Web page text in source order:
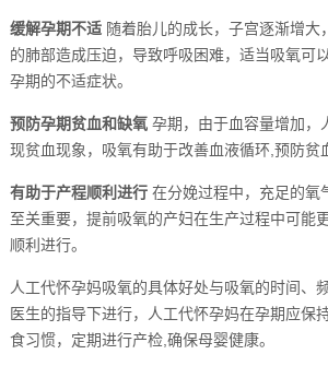
缓解孕期不适随着胎儿的成长，子宫逐渐增大
的肺部造成压迫，导致呼吸困难，适当吸氧可
孕期的不适症状。
预防孕期贫血和缺氧孕期，由于血容量增加，
现贫血现象，吸氧有助于改善血液循环,预防贫
有助于产程顺利进行在分娩过程中，充足的氧
至关重要，提前吸氧的产妇在生产过程中可能
顺利进行。
人工代怀孕妈吸氧的具体好处与吸氧的时间、
医生的指导下进行，人工代怀孕妈在孕期应保
食习惯，定期进行产检,确保母婴健康。